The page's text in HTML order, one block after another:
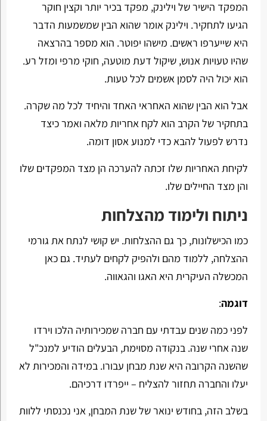
המפקד הישיר של וילינק, מפקד בכיר יותר וקצין חוקר
הגיעו לתחקיר. וילינק אומר שהוא הבין שמשמעות הדבר
היא שייערפו ראשים. מישהו יפוטר. הוא מספר בהרצאה
שהיו טעויות אנוש, שיקול דעת מוטעה, חוקי מרפי ומזל רע.
הוא יכול היה לסמן אשמים לכל טעות.
אבל הוא הבין שהוא האחראי האחד והיחיד לכל מה שקרה.
בתחקיר של הקרב הוא לקח אחריות מלאה ואמר כיצד
נדרש לפעול להבא כדי למנוע אסון דומה.
לקיחת האחריות שלו זכתה להערכה הן מצד המפקדים שלו
והן מצד החיילים שלו.
ניתוח ולימוד מהצלחות
כמו הכישלונות, כך גם ההצלחות. יש קושי לנתח את גורמי
ההצלחה, ללמוד מהם ולהפיק לקחים לעתיד. גם כאן
המכשלה העיקרית היא האגו והגאווה.
דוגמה:
לפני כמה שנים עבדתי עם חברה שמכירותיה הלכו וירדו
שנה אחרי שנה. בנקודה מסוימת, הבעלים הודיע למנכ"ל
שהשנה הקרובה היא שנת מבחן עבורו. במידה והמכירות לא
יעלו והחברה תחזור להצליח – ייפרדו דרכיהם.
בשלב הזה, בחודש ינואר של שנת המבחן, אני נכנסתי ללוות